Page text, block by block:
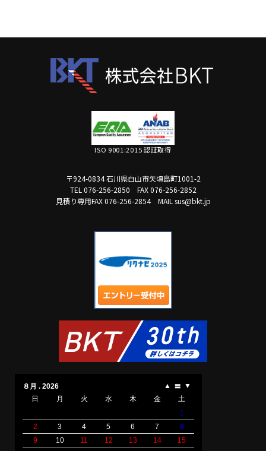
ISO 9001:2015 認証取得
〒924-0834 石川県白山市矢頃島町1001-2
TEL 076-256-2850
FAX 076-256-2852
見積り専用FAX 076-256-2854
MAIL sus@bkt.jp